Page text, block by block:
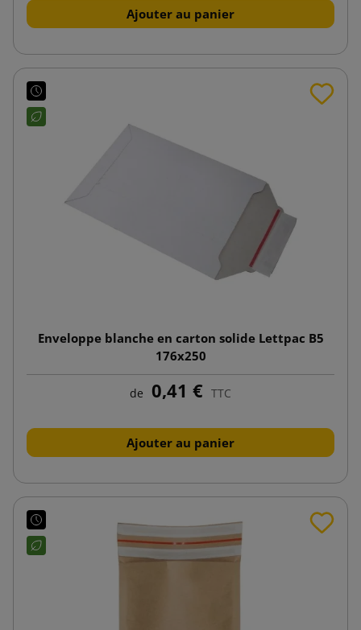
Ajouter au panier
Enveloppe blanche en carton solide Lettpac B5
176x250
de 0,41 € TTC
Ajouter au panier